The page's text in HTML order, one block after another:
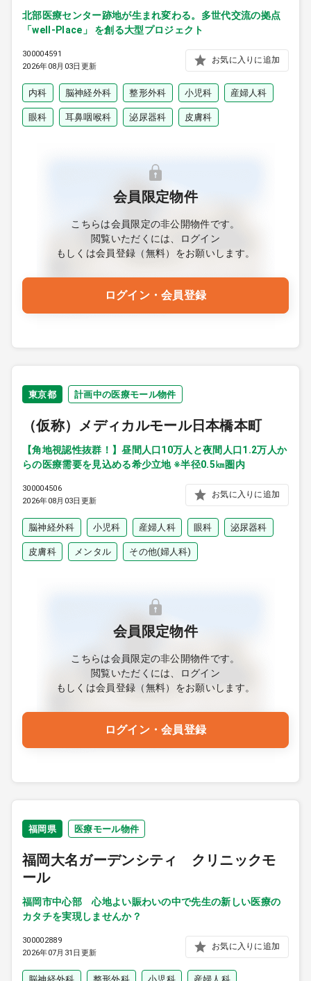
北部医療センター跡地が生まれ変わる。多世代交流の拠点
「well-Place」 を創る大型プロジェクト
300004591
2026年08月03日更新
お気に入りに追加
内科 脳神経外科 整形外科 小児科 産婦人科
眼科 耳鼻咽喉科 泌尿器科 皮膚科
会員限定物件
こちらは会員限定の非公開物件です。
閲覧いただくには、ログイン
もしくは会員登録（無料）をお願いします。
ログイン・会員登録
東京都 計画中の医療モール物件
（仮称）メディカルモール日本橋本町
【角地視認性抜群！】昼間人口10万人と夜間人口1.2万人か
らの医療需要を見込める希少立地 ※半径0.5㎞圏内
300004506
2026年08月03日更新
お気に入りに追加
脳神経外科 小児科 産婦人科 眼科 泌尿器科
皮膚科 メンタル その他(婦人科)
会員限定物件
こちらは会員限定の非公開物件です。
閲覧いただくには、ログイン
もしくは会員登録（無料）をお願いします。
ログイン・会員登録
福岡県 医療モール物件
福岡大名ガーデンシティ クリニックモ
ール
福岡市中心部 心地よい賑わいの中で先生の新しい医療の
カタチを実現しませんか？
300002889
2026年07月31日更新
お気に入りに追加